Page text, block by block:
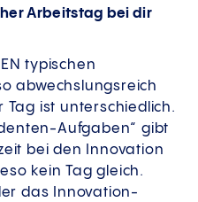
Arbeitstag bei dir
typischen
abwechslungsreich
Tag ist unterschiedlich.
Aufgaben“ gibt
bei den Innovation
kein Tag gleich.
das Innovation-